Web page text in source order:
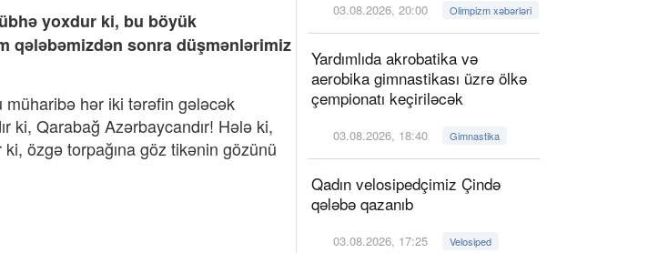
yoxdur ki, bu böyük
qələbəmizdən sonra düşmənlərimiz
müharibə hər iki tərəfin gələcək
ki, Qarabağ Azərbaycandır! Hələ ki,
özgə torpağına göz tikənin gözünü
03.08.2026, 20:00 Olimpizm xəbərləri
Yardımlıda akrobatika və
aerobika gimnastikası üzrə ölkə
çempionatı keçiriləcək
03.08.2026, 18:40 Gimnastika
Qadın velosipedçimiz Çində
qələbə qazanıb
03.08.2026, 17:25 Velosiped